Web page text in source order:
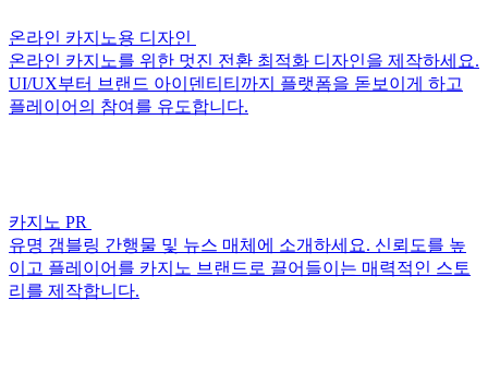
온라인 카지노용 디자인
온라인 카지노를 위한 멋진 전환 최적화 디자인을 제작하세요.
UI/UX부터 브랜드 아이덴티티까지 플랫폼을 돋보이게 하고
플레이어의 참여를 유도합니다.
카지노 PR
유명 갬블링 간행물 및 뉴스 매체에 소개하세요. 신뢰도를 높
이고 플레이어를 카지노 브랜드로 끌어들이는 매력적인 스토
리를 제작합니다.